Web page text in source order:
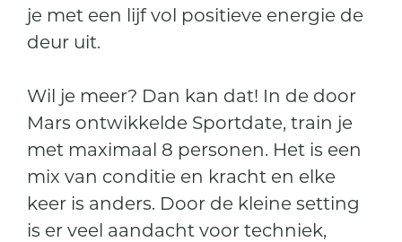
je met een lijf vol positieve energie de
deur uit.
Wil je meer? Dan kan dat! In de door
Mars ontwikkelde Sportdate, train je
met maximaal 8 personen. Het is een
mix van conditie en kracht en elke
keer is anders. Door de kleine setting
is er veel aandacht voor techniek,